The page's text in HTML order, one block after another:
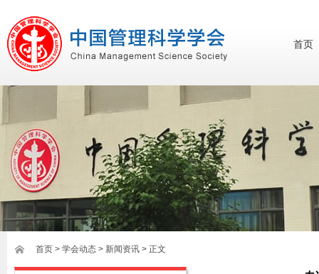
首页
首页 > 学会动态 > 新闻资讯 > 正文